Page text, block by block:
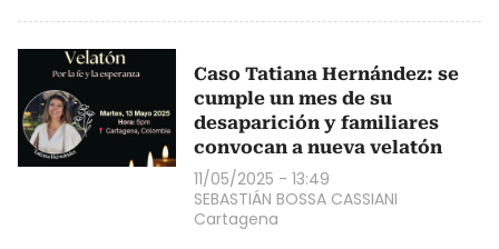
Caso Tatiana Hernández: se
cumple un mes de su
desaparición y familiares
convocan a nueva velatón
11/05/2025 - 13:49
SEBASTIÁN BOSSA CASSIANI
Cartagena